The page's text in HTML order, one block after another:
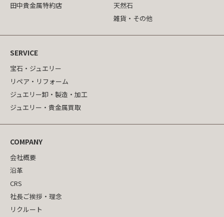
田中貴金属特約店
天然石
雑貨・その他
SERVICE
宝石・ジュエリー
リペア・リフォーム
ジュエリー卸・製造・加工
ジュエリー・貴金属買取
COMPANY
会社概要
沿革
CRS
社長ご挨拶・理念
リクルート